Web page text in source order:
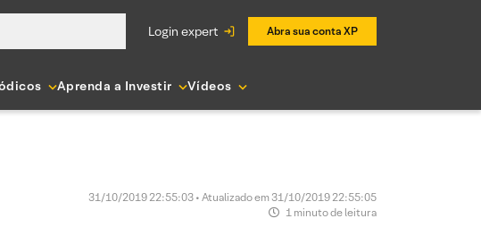
login expert Abra sua conta XP
Aprenda a Investir Vídeos
31/10/2019 22:55:03 • Atualizado em 31/10/2019 22:55:05
1 minuto de leitura